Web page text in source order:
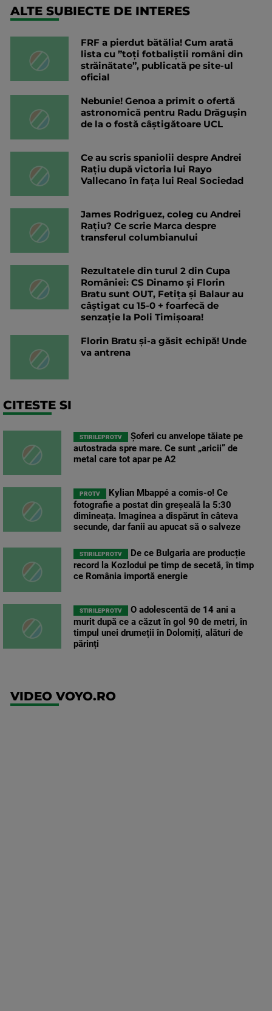
ALTE SUBIECTE DE INTERES
FRF a pierdut bătălia! Cum arată
lista cu ”toți fotbaliștii români din
străinătate”, publicată pe site-ul
oficial
Nebunie! Genoa a primit o ofertă
astronomică pentru Radu Drăgușin
de la o fostă câștigătoare UCL
Ce au scris spaniolii despre Andrei
Rațiu după victoria lui Rayo
Vallecano în fața lui Real Sociedad
James Rodriguez, coleg cu Andrei
Rațiu? Ce scrie Marca despre
transferul columbianului
Rezultatele din turul 2 din Cupa
României: CS Dinamo și Florin
Bratu sunt OUT, Fetița și Balaur au
câștigat cu 15-0 + foarfecă de
senzație la Poli Timișoara!
Florin Bratu și-a găsit echipă! Unde
va antrena
CITESTE SI
STIRILEPROTV
Șoferi cu anvelope tăiate pe
autostrada spre mare. Ce sunt „aricii” de
metal care tot apar pe A2
PROTV
Kylian Mbappé a comis-o! Ce
fotografie a postat din greșeală la 5:30
dimineața. Imaginea a dispărut în câteva
secunde, dar fanii au apucat să o salveze
STIRILEPROTV
De ce Bulgaria are producție
record la Kozlodui pe timp de secetă, în timp
ce România importă energie
STIRILEPROTV
O adolescentă de 14 ani a
murit după ce a căzut în gol 90 de metri, în
timpul unei drumeții în Dolomiți, alături de
părinți
VIDEO VOYO.RO